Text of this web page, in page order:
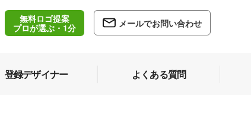
無料ロゴ提案
プロが選ぶ・1分
メールでお問い合わせ
登録デザイナー よくある質問